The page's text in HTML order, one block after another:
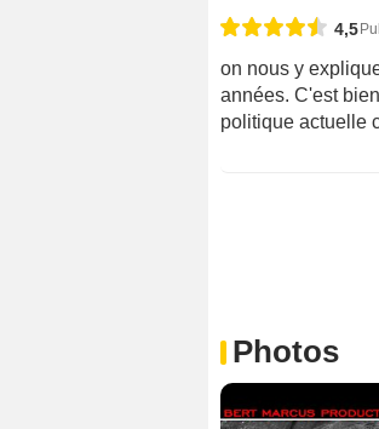
4,5
on nous y
années. C'est
politique actuelle
Photos